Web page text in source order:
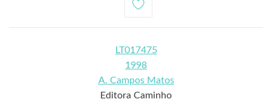
LT017475
1998
A. Campos Matos
Editora Caminho